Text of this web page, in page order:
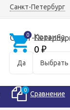
Санкт-Петербург
Санкт-
Да Выбрать
0 Корзина
0 ₽
0 Сравнение